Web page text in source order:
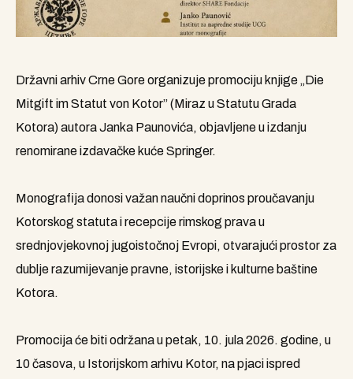
Državni arhiv Crne Gore organizuje promociju knjige „Die
Mitgift im Statut von Kotor” (Miraz u Statutu Grada
Kotora) autora Janka Paunovića, objavljene u izdanju
renomirane izdavačke kuće Springer.
Monografija donosi važan naučni doprinos proučavanju
Kotorskog statuta i recepcije rimskog prava u
srednjovjekovnoj jugoistočnoj Evropi, otvarajući prostor za
dublje razumijevanje pravne, istorijske i kulturne baštine
Kotora.
Promocija će biti održana u petak, 10. jula 2026. godine, u
10 časova, u Istorijskom arhivu Kotor, na pjaci ispred